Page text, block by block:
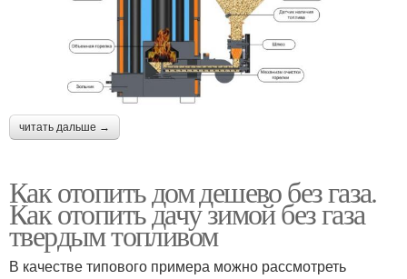
читать дальше →
Как отопить дом дешево без газа.
Как отопить дачу зимой без газа
твердым топливом
В качестве типового примера можно рассмотреть